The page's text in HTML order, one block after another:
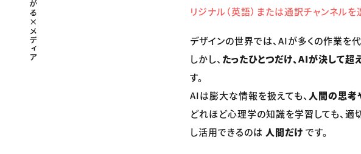
リジナル（英語）または通訳チャンネルを
デザインの世界では、AIが多くの作業を
しかし、 たったひとつだけ、AIが決して超
す。
AIは膨大な情報を扱えても、 人間の思考
どれほど心理学の知識を学習しても、適
し活用できるのは 人間だけ です。